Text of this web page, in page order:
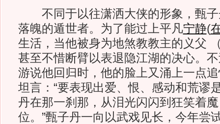
不同于以往潇洒大侠的形象，甄子
落魄的遁世者。为了能过上平凡宁静(
生活，当他被身为地煞教教主的义父
甚至不惜断臂以表退隐江湖的决心。
游说他回归时，他的脸上又涌上一点
坦言：“要表现出爱、恨、感动和荒谬
丹在那一刹那，从泪光闪闪到狂笑着
位。”甄子丹一向以武戏见长，今年尝